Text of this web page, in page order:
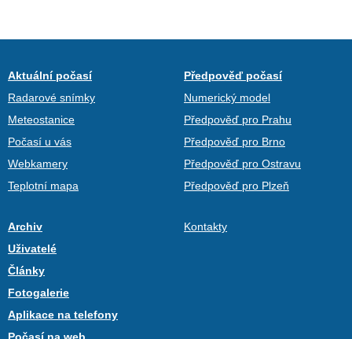
Aktuální počasí
Radarové snímky
Meteostanice
Počasí u vás
Webkamery
Teplotní mapa
Předpověď počasí
Numerický model
Předpověď pro Prahu
Předpověď pro Brno
Předpověď pro Ostravu
Předpověď pro Plzeň
Archiv
Uživatelé
Články
Fotogalerie
Aplikace na telefony
Kontakty